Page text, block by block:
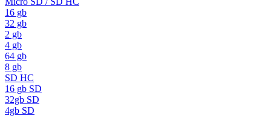
16 gb
32 gb
2 gb
4 gb
64 gb
8 gb
SD HC
16 gb SD
32gb SD
4gb SD